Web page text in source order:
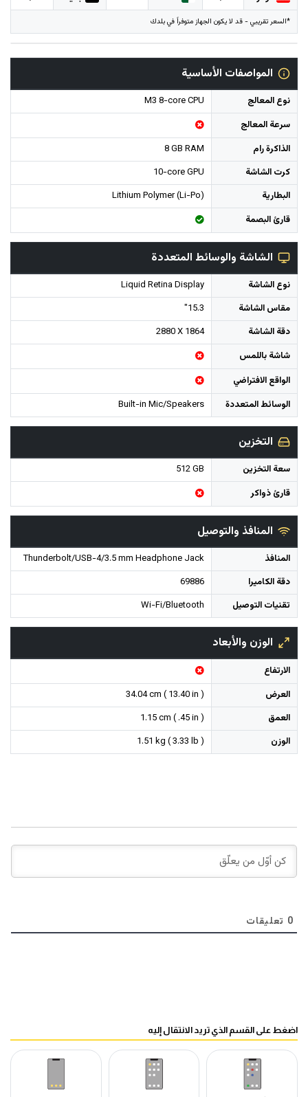
*السعر تقريبي - قد لا يكون الجهاز متوفراً في بلدك
المواصفات الأساسية
نوع المعالج
M3 8-core CPU
سرعة المعالج
الذاكرة رام
8 GB RAM
كرت الشاشة
10-core GPU
البطارية
Lithium Polymer (Li-Po)
قارئ البصمة
الشاشة والوسائط المتعددة
نوع الشاشة
Liquid Retina Display
مقاس الشاشة
15.3"
دقة الشاشة
2880 X 1864
شاشة باللمس
الواقع الافتراضي
الوسائط المتعددة
Built-in Mic/Speakers
التخزين
سعة التخزين
512 GB
قارئ ذواكر
المنافذ والتوصيل
المنافذ
Thunderbolt/USB-4/3.5 mm Headphone Jack
دقة الكاميرا
69886
تقنيات التوصيل
Wi-Fi/Bluetooth
الوزن والأبعاد
الارتفاع
العرض
34.04 cm ( 13.40 in )
العمق
1.15 cm ( .45 in )
الوزن
1.51 kg ( 3.33 lb )
0 تعليقات
اضغط على القسم الذي تريد الانتقال إليه